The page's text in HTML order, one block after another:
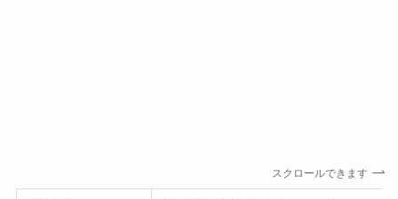
スクロールできます